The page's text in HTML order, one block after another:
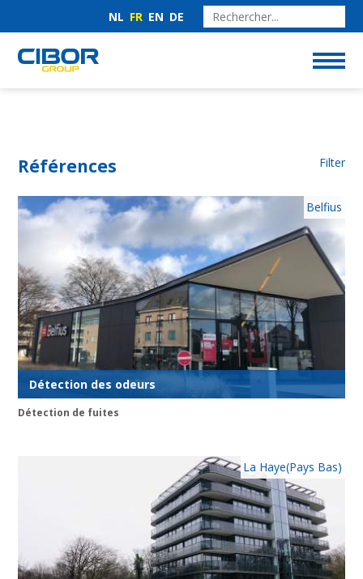
NL FR EN DE
Références Filter
Détection des odeurs
Belfius
Détection de fuites
La Haye(Pays Bas)